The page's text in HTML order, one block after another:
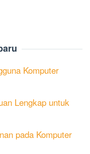
Komputer
Lengkap untuk
pada Komputer